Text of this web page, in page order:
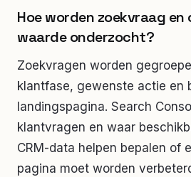
Hoe worden zoekvraag en
waarde onderzocht?
Zoekvragen worden
klantfase, gewenste actie en
landingspagina. Search
klantvragen en waar
CRM-data helpen bepalen of
pagina moet worden